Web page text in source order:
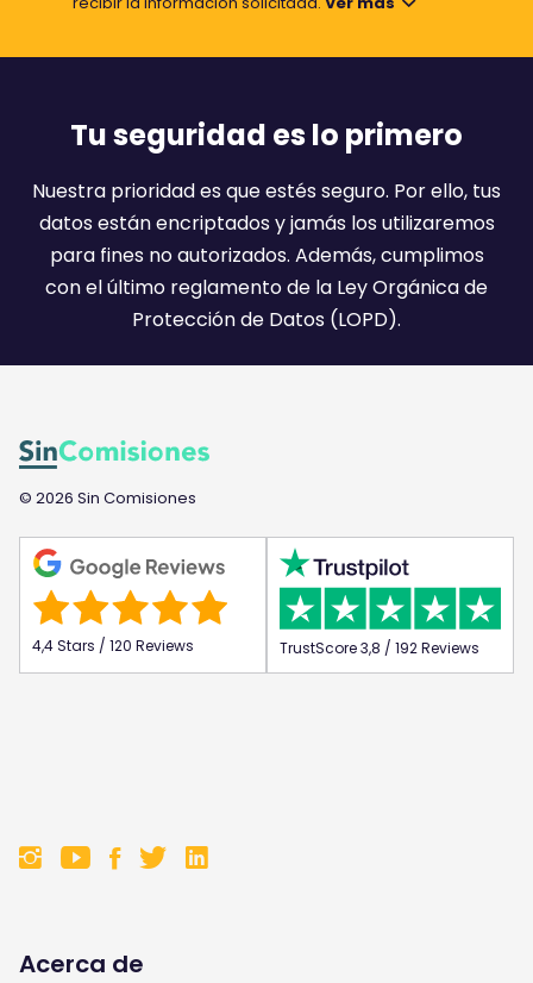
e
Tu seguridad es lo primero
Nuestra prioridad es que estés seguro. Por ello, tus
datos están encriptados y jamás los utilizaremos
para fines no autorizados. Además, cumplimos
con el último reglamento de la Ley Orgánica de
Protección de Datos (LOPD).
© 2026 Sin Comisiones
4,4 Stars / 120 Reviews TrustScore 3,8 / 192 Reviews
F
l
F
l
F
l
F
l
Acerca de